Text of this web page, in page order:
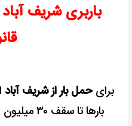
باربری شریف
برایحمل بار از شریف آباد
بارهاتا سقف ۳۰ میلیون تومان در نظر گرفته است.